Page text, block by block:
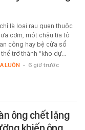
là loại rau quen thuộc
cơm, một chậu tía tô
công hay bệ cửa sổ
trở thành “kho dự…
LUÔN - 6 giờ trước
ông chết lặng